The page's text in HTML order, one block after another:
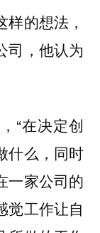
的想法，
司，他认为
“在决定创
什么，同时
一家公司的
觉工作让自